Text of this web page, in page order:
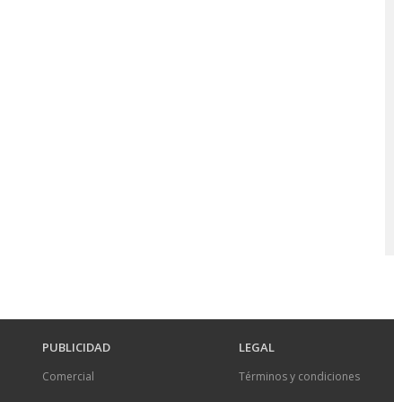
PUBLICIDAD
Comercial
LEGAL
Términos y condiciones